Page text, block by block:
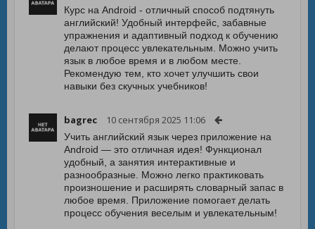
Курс на Android - отличный способ подтянуть
английский! Удобный интерфейс, забавные
упражнения и адаптивный подход к обучению
делают процесс увлекательным. Можно учить
язык в любое время и в любом месте.
Рекомендую тем, кто хочет улучшить свои
навыки без скучных учебников!
bagrec 10 сентября 2025 11:06
Учить английский язык через приложение на
Android — это отличная идея! Функционал
удобный, а занятия интерактивные и
разнообразные. Можно легко практиковать
произношение и расширять словарный запас в
любое время. Приложение помогает делать
процесс обучения веселым и увлекательным!